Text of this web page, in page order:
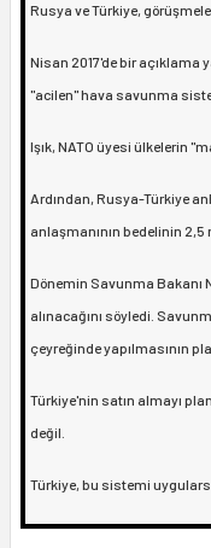
Rusya ve Türkiye,
Nisan 2017'de bir açıklama
"acilen" hava savunma
Işık, NATO üyesi ülkelerin
Ardından, Rusya-Türkiye
anlaşmanının bedelinin
Dönemin Savunma Bakanı
alınacağını söyledi.
çeyreğinde yapılmasının
Türkiye'nin satın almayı
değil.
Türkiye, bu sistemi